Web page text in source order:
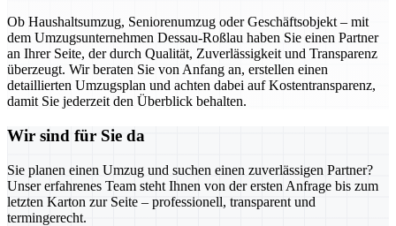
Ob Haushaltsumzug, Seniorenumzug oder Geschäftsobjekt – mit
dem Umzugsunternehmen Dessau-Roßlau haben Sie einen Partner
an Ihrer Seite, der durch Qualität, Zuverlässigkeit und Transparenz
überzeugt. Wir beraten Sie von Anfang an, erstellen einen
detaillierten Umzugsplan und achten dabei auf Kostentransparenz,
damit Sie jederzeit den Überblick behalten.
Wir sind für Sie da
Sie planen einen Umzug und suchen einen zuverlässigen Partner?
Unser erfahrenes Team steht Ihnen von der ersten Anfrage bis zum
letzten Karton zur Seite – professionell, transparent und
termingerecht.